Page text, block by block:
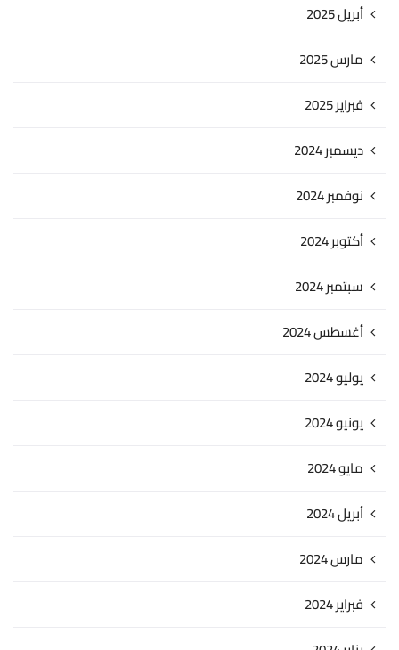
أبريل 2025
مارس 2025
فبراير 2025
ديسمبر 2024
نوفمبر 2024
أكتوبر 2024
سبتمبر 2024
أغسطس 2024
يوليو 2024
يونيو 2024
مايو 2024
أبريل 2024
مارس 2024
فبراير 2024